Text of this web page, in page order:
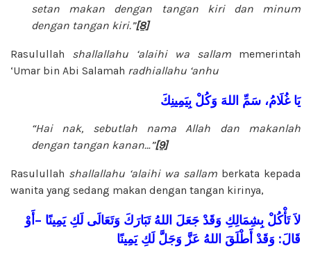
setan makan dengan tangan kiri dan minum
dengan tangan kiri.”[8]
Rasulullah shallallahu ‘alaihi wa sallam memerintah
‘Umar bin Abi Salamah radhiallahu ‘anhu
يَا غُلَامُ، سَمِّ اللهَ وَكُلْ بِيَمِينِكَ
“Hai nak, sebutlah nama Allah dan makanlah
dengan tangan kanan…”[9]
Rasulullah shallallahu ‘alaihi wa sallam berkata kepada
wanita yang sedang makan dengan tangan kirinya,
لاَ تَأْكُلْ بِشِمَالِكِ وَقَدْ جَعَلَ اللهُ تَبَارَكَ وَتَعَالَى لَكِ يَمِينًا –أَوْ
قَالَ: وَقَدْ أَطْلَقَ اللهُ عَزَّ وَجَلَّ لَكِ يَمِينًا